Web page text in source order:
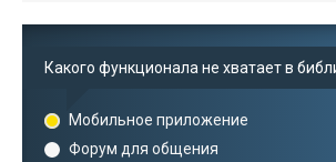
Какого функционала не хватает в
Мобильное приложение
Форум для общения